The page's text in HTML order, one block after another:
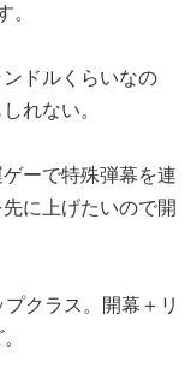
。
ドルくらいなの
れない。
ーで特殊弾幕を連
に上げたいので開
クラス。開幕＋リ